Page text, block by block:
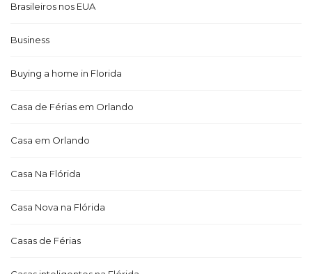
Brasileiros nos EUA
Business
Buying a home in Florida
Casa de Férias em Orlando
Casa em Orlando
Casa Na Flórida
Casa Nova na Flórida
Casas de Férias